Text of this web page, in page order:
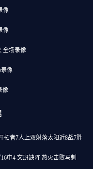
像
像
全场录像
录像
像
拓者7人上双射落太阳近8战7胜
中4 文班缺阵 热火击败马刺